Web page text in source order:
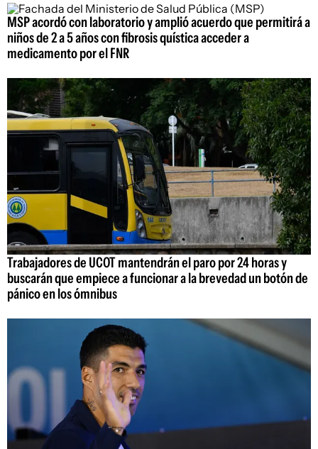
MSP acordó con laboratorio y amplió acuerdo que permitirá a
niños de 2 a 5 años con fibrosis quística acceder a
medicamento por el FNR
Trabajadores de UCOT mantendrán el paro por 24 horas y
buscarán que empiece a funcionar a la brevedad un botón de
pánico en los ómnibus